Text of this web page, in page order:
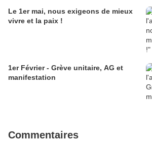
Le 1er mai, nous exigeons de mieux
vivre et la paix !
1er Février - Grève unitaire, AG et
manifestation
Commentaires